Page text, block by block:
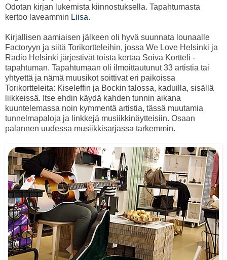
Odotan kirjan lukemista kiinnostuksella. Tapahtumasta
kertoo laveammin Liisa.
Kirjallisen aamiaisen jälkeen oli hyvä suunnata lounaalle
Factoryyn ja siitä Torikortteleihin, jossa We Love Helsinki ja
Radio Helsinki järjestivät toista kertaa Soiva Kortteli -
tapahtuman. Tapahtumaan oli ilmoittautunut 33 artistia tai
yhtyettä ja nämä muusikot soittivat eri paikoissa
Torikortteleita: Kiseleffin ja Bockin talossa, kaduilla, sisällä
liikkeissä. Itse ehdin käydä kahden tunnin aikana
kuuntelemassa noin kymmentä artistia, tässä muutamia
tunnelmapaloja ja linkkejä musiikkinäytteisiin. Osaan
palannen uudessa musiikkisarjassa tarkemmin.